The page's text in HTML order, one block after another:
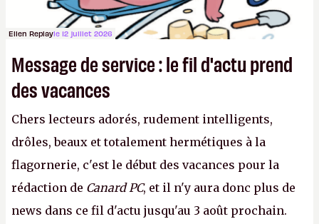
Ellen Replayle 12 juillet 2026
Message de service : le fil d'actu prend
des vacances
Chers lecteurs adorés, rudement intelligents,
drôles, beaux et totalement hermétiques à la
flagornerie, c'est le début des vacances pour la
rédaction de Canard PC, et il n'y aura donc plus de
news dans ce fil d'actu jusqu'au 3 août prochain.